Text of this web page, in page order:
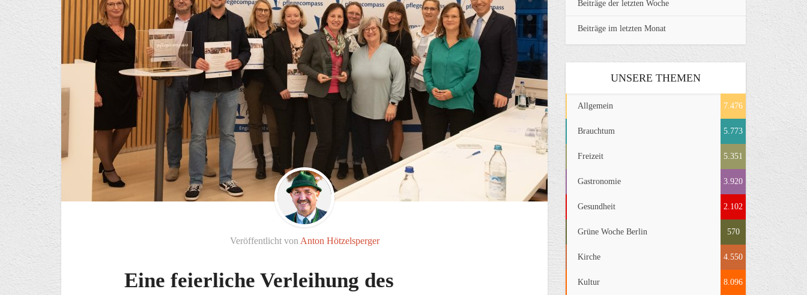
Veröffentlicht von Anton Hötzelsperger
Eine feierliche Verleihung des
Beiträge der letzten Woche
Beiträge im letzten Monat
UNSERE THEMEN
Allgemein 7.476
Brauchtum 5.773
Freizeit 5.351
Gastronomie 3.920
Gesundheit 2.102
Grüne Woche Berlin 570
Kirche 4.550
Kultur 8.096